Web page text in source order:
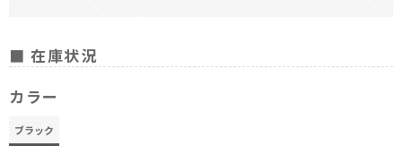
■ 在庫状況
カラー
ブラック